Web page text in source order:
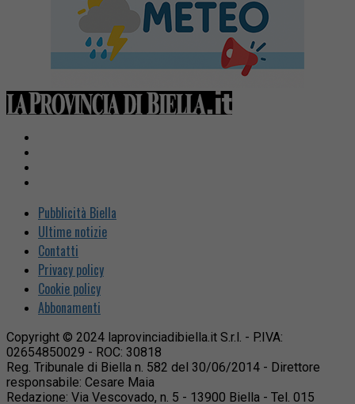
Pubblicità Biella
Ultime notizie
Contatti
Privacy policy
Cookie policy
Abbonamenti
Copyright © 2024 laprovinciadibiella.it S.r.l. - P.IVA:
02654850029 - ROC: 30818
Reg. Tribunale di Biella n. 582 del 30/06/2014 - Direttore
responsabile: Cesare Maia
Redazione: Via Vescovado, n. 5 - 13900 Biella - Tel. 015